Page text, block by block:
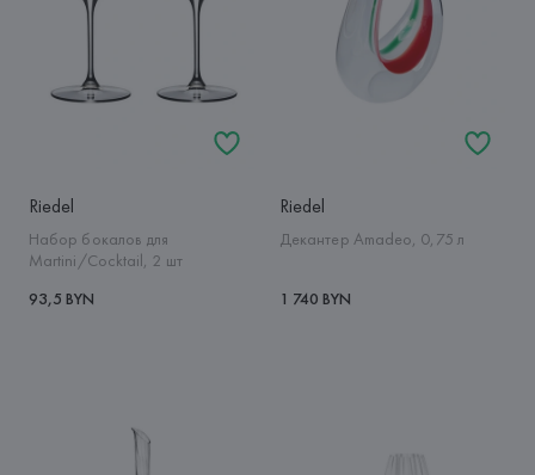
Riedel
Набор бокалов для
Martini/Cocktail, 2 шт
93,5 BYN
Riedel
Декантер Amadeo, 0,75 л
1 740 BYN